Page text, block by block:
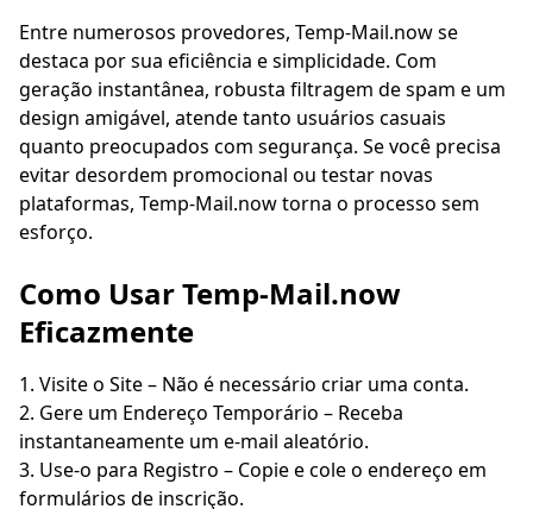
Entre numerosos provedores, Temp-Mail.now se
destaca por sua eficiência e simplicidade. Com
geração instantânea, robusta filtragem de spam e um
design amigável, atende tanto usuários casuais
quanto preocupados com segurança. Se você precisa
evitar desordem promocional ou testar novas
plataformas, Temp-Mail.now torna o processo sem
esforço.
Como Usar Temp-Mail.now
Eficazmente
Visite o Site – Não é necessário criar uma conta.
Gere um Endereço Temporário – Receba
instantaneamente um e-mail aleatório.
Use-o para Registro – Copie e cole o endereço em
formulários de inscrição.